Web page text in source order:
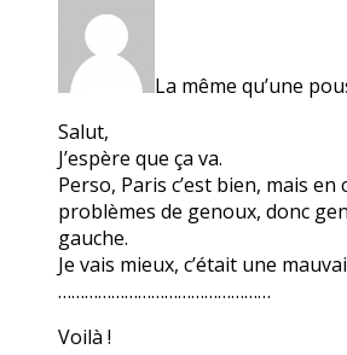
La même qu’une
Salut,
J’espère que ça va.
Perso, Paris c’est bien, mais en
problèmes de genoux, donc
gauche.
Je vais mieux, c’était une
…………………………………………
Voilà !